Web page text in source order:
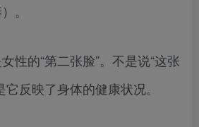
。
性的“第二张脸”。不是说“这张
反映了身体的健康状况。